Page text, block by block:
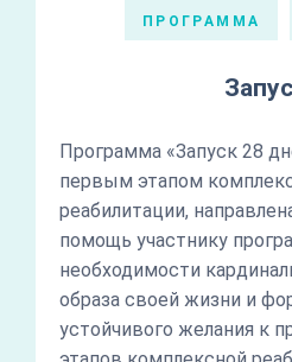
ПРОГРАММА
Программа «Запуск 28
первым этапом
реабилитации,
помощь участнику
необходимости
образа своей жизни и
устойчивого желания к